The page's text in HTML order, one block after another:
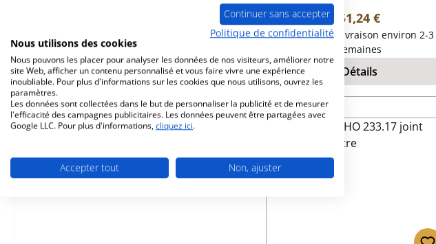
Prix régulier :
51,24 €
Délai de livraison environ 2-3
semaines
Détails
Continuer sans accepter
Politique de confidentialité
Nous utilisons des cookies
Nous pouvons les placer pour analyser les données de nos visiteurs, améliorer notre
site Web, afficher un contenu personnalisé et vous faire vivre une expérience
inoubliable. Pour plus d'informations sur les cookies que nous utilisons, ouvrez les
paramètres.
Les données sont collectées dans le but de personnaliser la publicité et de mesurer
l'efficacité des campagnes publicitaires. Les données peuvent être partagées avec
Google LLC. Pour plus d'informations, cliquez ici.
Accepter tout Non, ajuster